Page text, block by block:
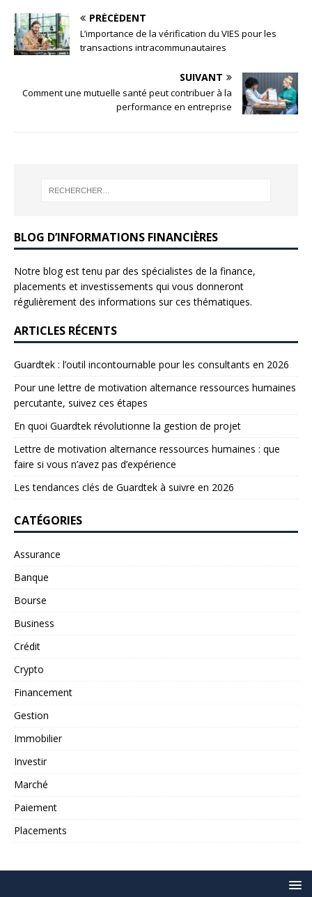
PRÉCÉDENT
L’importance de la vérification du VIES pour les
transactions intracommunautaires
SUIVANT
Comment une mutuelle santé peut contribuer à la
performance en entreprise
BLOG D’INFORMATIONS FINANCIÈRES
Notre blog est tenu par des spécialistes de la finance,
placements et investissements qui vous donneront
régulièrement des informations sur ces thématiques.
ARTICLES RÉCENTS
Guardtek : l’outil incontournable pour les consultants en 2026
Pour une lettre de motivation alternance ressources humaines
percutante, suivez ces étapes
En quoi Guardtek révolutionne la gestion de projet
Lettre de motivation alternance ressources humaines : que
faire si vous n’avez pas d’expérience
Les tendances clés de Guardtek à suivre en 2026
CATÉGORIES
Assurance
Banque
Bourse
Business
Crédit
Crypto
Financement
Gestion
Immobilier
Investir
Marché
Paiement
Placements